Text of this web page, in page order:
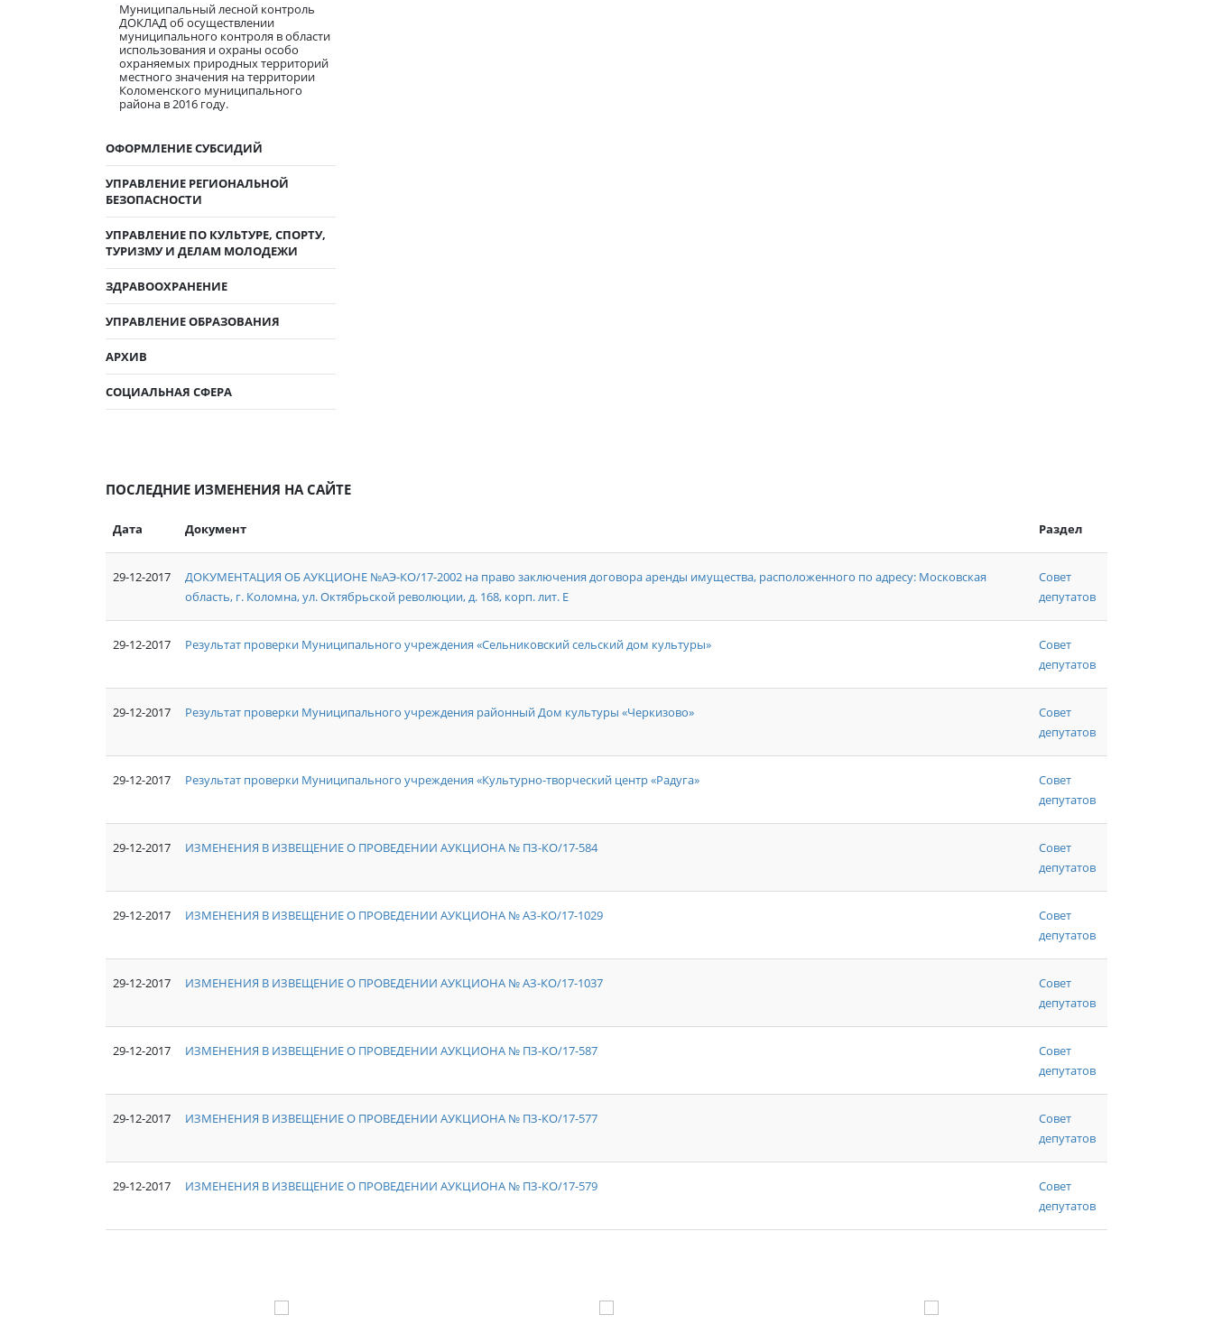
Муниципальный лесной контроль
ДОКЛАД об осуществлении
муниципального контроля в области
использования и охраны особо
охраняемых природных территорий
местного значения на территории
Коломенского муниципального
района в 2016 году.
ОФОРМЛЕНИЕ СУБСИДИЙ
УПРАВЛЕНИЕ РЕГИОНАЛЬНОЙ
БЕЗОПАСНОСТИ
УПРАВЛЕНИЕ ПО КУЛЬТУРЕ, СПОРТУ,
ТУРИЗМУ И ДЕЛАМ МОЛОДЕЖИ
ЗДРАВООХРАНЕНИЕ
УПРАВЛЕНИЕ ОБРАЗОВАНИЯ
АРХИВ
СОЦИАЛЬНАЯ СФЕРА
ПОСЛЕДНИЕ ИЗМЕНЕНИЯ НА САЙТЕ
Дата Документ Раздел
29-12-2017
ДОКУМЕНТАЦИЯ ОБ АУКЦИОНЕ №АЭ-КО/17-2002 на право заключения договора аренды имущества, расположенного по адресу: Московская
область, г. Коломна, ул. Октябрьской революции, д. 168, корп. лит. Е
Совет
депутатов
29-12-2017 Результат проверки Муниципального учреждения «Сельниковский сельский дом культуры»
Совет
депутатов
29-12-2017 Результат проверки Муниципального учреждения районный Дом культуры «Черкизово»
Совет
депутатов
29-12-2017 Результат проверки Муниципального учреждения «Культурно-творческий центр «Радуга»
Совет
депутатов
29-12-2017 ИЗМЕНЕНИЯ В ИЗВЕЩЕНИЕ О ПРОВЕДЕНИИ АУКЦИОНА № ПЗ-КО/17-584
Совет
депутатов
29-12-2017 ИЗМЕНЕНИЯ В ИЗВЕЩЕНИЕ О ПРОВЕДЕНИИ АУКЦИОНА № АЗ-КО/17-1029
Совет
депутатов
29-12-2017 ИЗМЕНЕНИЯ В ИЗВЕЩЕНИЕ О ПРОВЕДЕНИИ АУКЦИОНА № АЗ-КО/17-1037
Совет
депутатов
29-12-2017 ИЗМЕНЕНИЯ В ИЗВЕЩЕНИЕ О ПРОВЕДЕНИИ АУКЦИОНА № ПЗ-КО/17-587
Совет
депутатов
29-12-2017 ИЗМЕНЕНИЯ В ИЗВЕЩЕНИЕ О ПРОВЕДЕНИИ АУКЦИОНА № ПЗ-КО/17-577
Совет
депутатов
29-12-2017 ИЗМЕНЕНИЯ В ИЗВЕЩЕНИЕ О ПРОВЕДЕНИИ АУКЦИОНА № ПЗ-КО/17-579
Совет
депутатов